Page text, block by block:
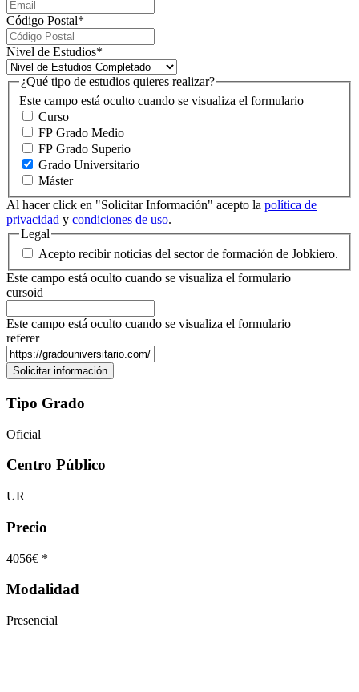
Código Postal*
Nivel de Estudios*
Este campo está oculto cuando se visualiza el formulario
¿Qué tipo de estudios quieres realizar?
Curso
FP Grado Medio
FP Grado Superio
Grado Universitario
Máster
Al hacer click en "Solicitar Información" acepto la política de
privacidad y condiciones de uso.
Legal
Acepto recibir noticias del sector de formación de Jobkiero.
Este campo está oculto cuando se visualiza el formulario
cursoid
Este campo está oculto cuando se visualiza el formulario
referer
Tipo Grado
Oficial
Centro Público
UR
Precio
4056€ *
Modalidad
Presencial